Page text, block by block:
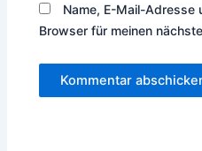
Name, E-Mail-Adresse
Browser für meinen